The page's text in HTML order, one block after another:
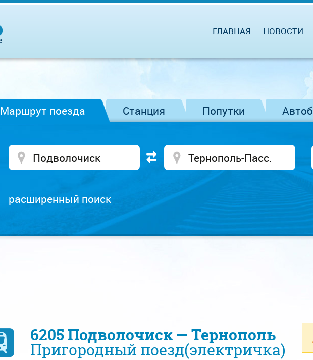
ГЛАВНАЯ НОВОСТИ
Маршрут поезда Станция Попутки
расширенный поиск
6205 Подволочиск — Тернополь
Пригородный поезд(электричка)